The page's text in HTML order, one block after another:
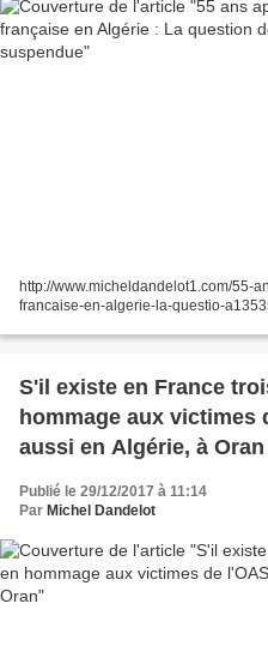
http://www.micheldandelot1.com/55-
francaise-en-algerie-la-questio-
S'il existe en France
hommage aux victimes
aussi en Algérie, à Oran
Publié le 29/12/2017 à 11:14
Par Michel Dandelot